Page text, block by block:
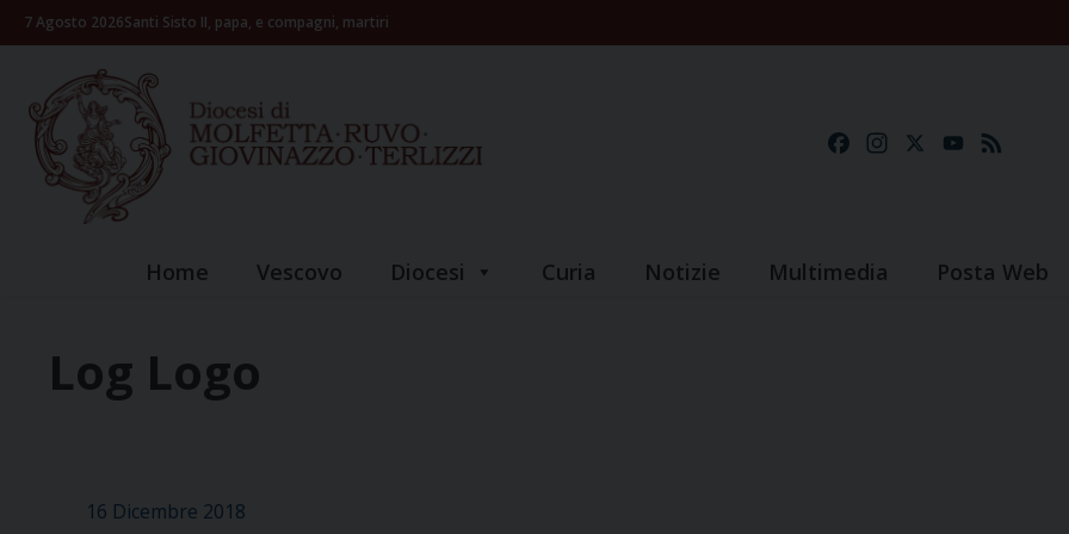
Skip7 Agosto 2026Santi Sisto II, papa, e compagni, martiri
FacebookInstagramYouTube
Home Vescovo Diocesi Curia Notizie Multimedia Posta Web
Log Logo
16 Dicembre 2018